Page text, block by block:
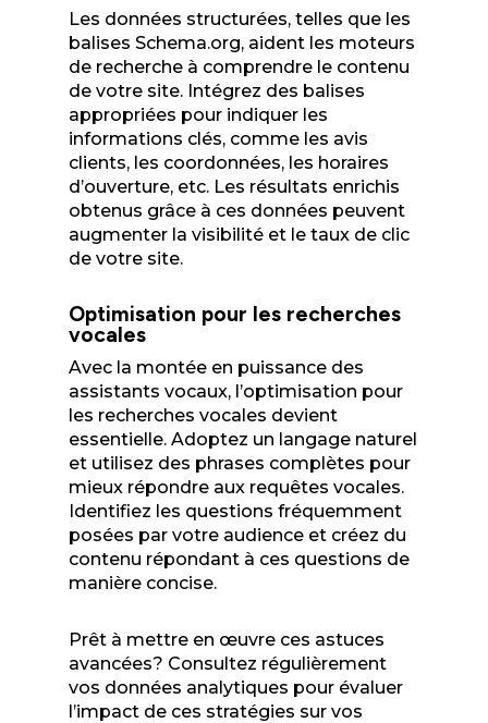
Les données structurées, telles que les
balises Schema.org, aident les moteurs
de recherche à comprendre le contenu
de votre site. Intégrez des balises
appropriées pour indiquer les
informations clés, comme les avis
clients, les coordonnées, les horaires
d’ouverture, etc. Les résultats enrichis
obtenus grâce à ces données peuvent
augmenter la visibilité et le taux de clic
de votre site.
Optimisation pour les recherches
vocales
Avec la montée en puissance des
assistants vocaux, l’optimisation pour
les recherches vocales devient
essentielle. Adoptez un langage naturel
et utilisez des phrases complètes pour
mieux répondre aux requêtes vocales.
Identifiez les questions fréquemment
posées par votre audience et créez du
contenu répondant à ces questions de
manière concise.
Prêt à mettre en œuvre ces astuces
avancées? Consultez régulièrement
vos données analytiques pour évaluer
l’impact de ces stratégies sur vos